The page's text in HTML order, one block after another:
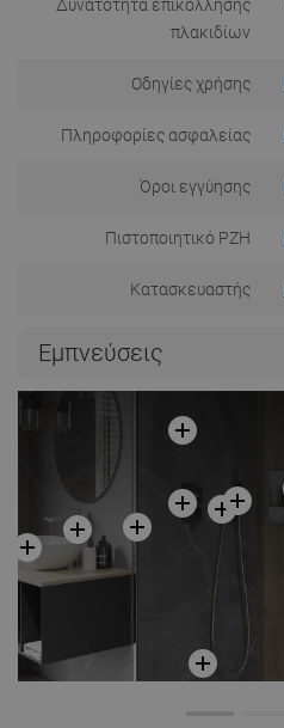
Δυνατότητα επικόλλησης
πλακιδίων
Οδηγίες χρήσης
Πληροφορίες ασφαλείας
Όροι εγγύησης
Πιστοποιητικό PZH
Κατασκευαστής
Εμπνεύσεις